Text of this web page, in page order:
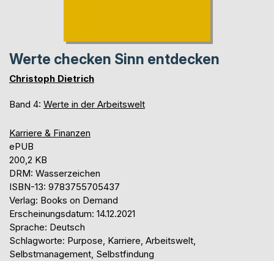
Werte checken Sinn entdecken
Christoph Dietrich
Band 4: Werte in der Arbeitswelt
Karriere & Finanzen
ePUB
200,2 KB
DRM: Wasserzeichen
ISBN-13: 9783755705437
Verlag: Books on Demand
Erscheinungsdatum: 14.12.2021
Sprache: Deutsch
Schlagworte: Purpose, Karriere, Arbeitswelt,
Selbstmanagement, Selbstfindung